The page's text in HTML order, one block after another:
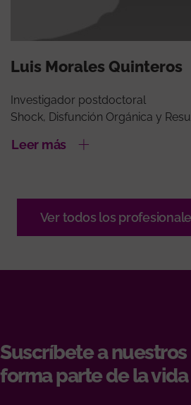
Luis Morales Quinteros
Investigador postdoctoral
Shock, Disfunción Orgánica y
Leer más
Ver todos los
Suscríbete a
forma parte de la